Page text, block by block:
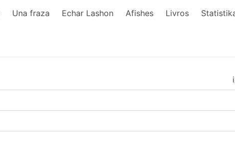
Una fraza Echar Lashon Afishes Livros